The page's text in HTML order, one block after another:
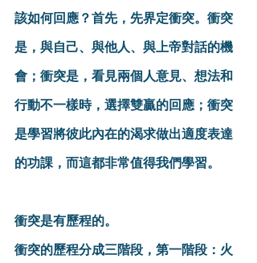
該如何回應？首先，先界定衝突。衝突
是，與自己、與他人、與上帝對話的機
會；衝突是，看見兩個人意見、想法和
行動不一樣時，選擇雙贏的回應；衝突
是學習將彼此內在的渴求做出適度表達
的功課，而這都非常值得我們學習。
衝突是有歷程的。
衝突的歷程分成三階段，第一階段：火